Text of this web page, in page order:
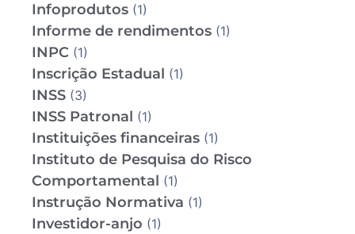
Infoprodutos (1)
Informe de rendimentos (1)
INPC (1)
Inscrição Estadual (1)
INSS (3)
INSS Patronal (1)
Instituições financeiras (1)
Instituto de Pesquisa do Risco
Comportamental (1)
Instrução Normativa (1)
Investidor-anjo (1)